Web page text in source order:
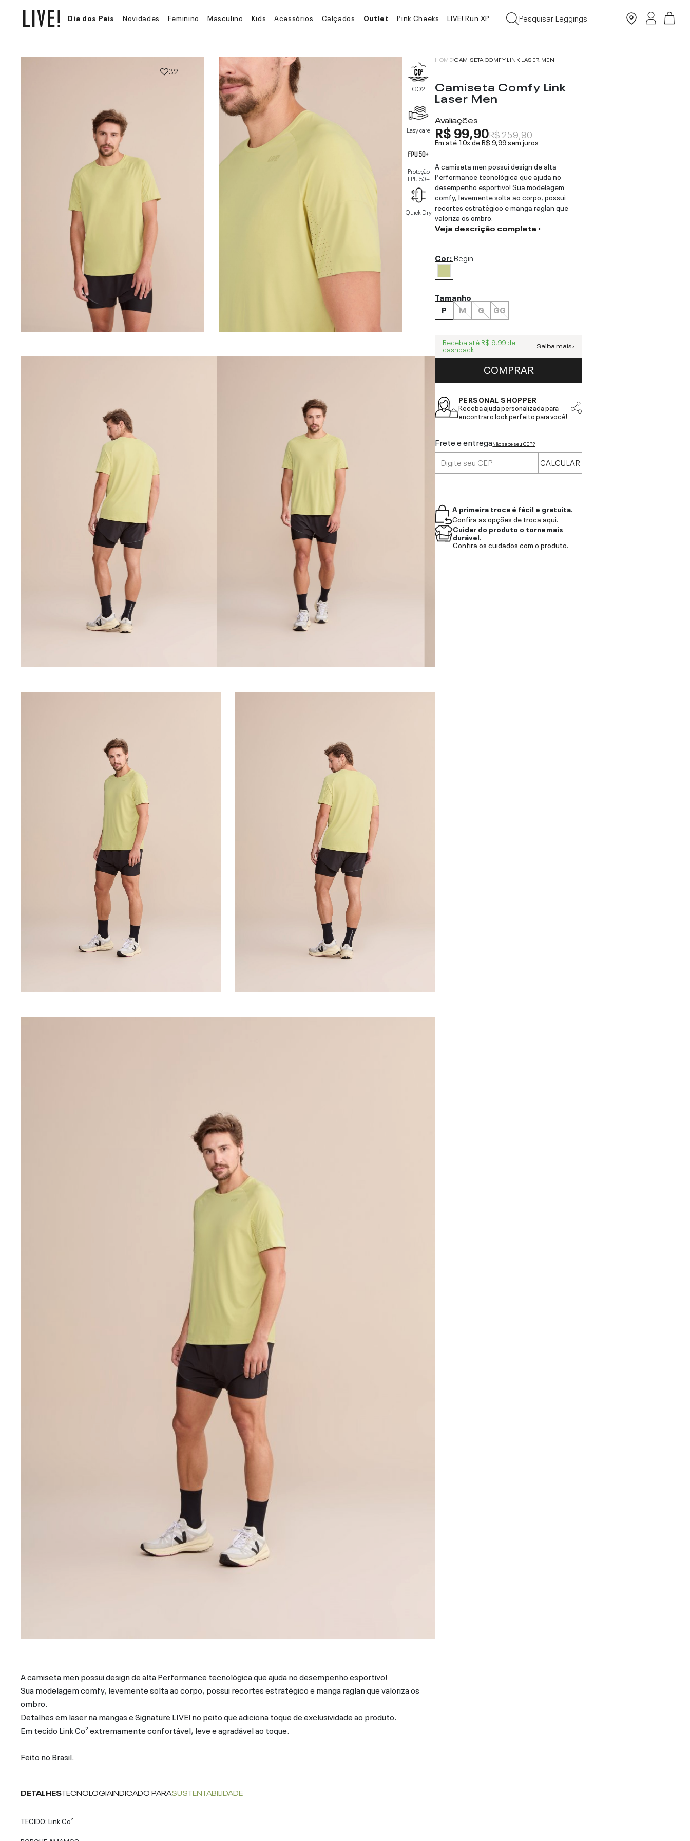
Dia dos Pais Novidades Feminino Masculino Kids Acessórios Calçados Outlet Pink Cheeks LIVE! Run XP
Pesquisar:Leggings
32
CO2
Easy care
Proteção
FPU 50+
Quick Dry
A camiseta men possui design de alta Performance tecnológica que ajuda no desempenho esportivo!
Sua modelagem comfy, levemente solta ao corpo, possui recortes estratégico e manga raglan que valoriza os
ombro.
Detalhes em laser na mangas e Signature LIVE! no peito que adiciona toque de exclusividade ao produto.
Em tecido Link Co² extremamente confortável, leve e agradável ao toque.
Feito no Brasil.
DETALHESTECNOLOGIAINDICADO PARASUSTENTABILIDADE
TECIDO: Link Co²
HOME CAMISETA COMFY LINK LASER MEN
Camiseta Comfy Link
Laser Men
Avaliações
R$ 99,90R$ 259,90
Em até 10x deR$ 9,99sem juros
A camiseta men possui design de alta
Performance tecnológica que ajuda no
desempenho esportivo! Sua modelagem
comfy, levemente solta ao corpo, possui
recortes estratégico e manga raglan que
valoriza os ombro.
Veja descrição completa ›
Cor:Begin
Tamanho
P
M G GG
Receba até R$ 9,99 de
cashback Saiba mais ›
COMPRAR
PERSONAL SHOPPER
Receba ajuda personalizada para
encontrar o look perfeito para você!
Frete e entregaNão sabe seu CEP?
CALCULAR
A primeira troca é fácil e gratuita.
Confira as opções de troca aqui.
Cuidar do produto o torna mais
durável.
Confira os cuidados com o produto.